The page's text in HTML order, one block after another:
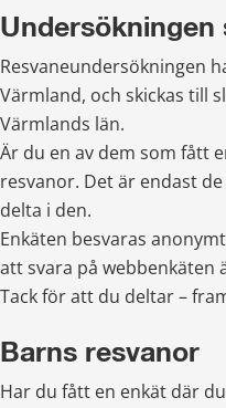
Undersökningen
Resvaneundersökningen
Värmland, och skickas till
Värmlands län.
Är du en av dem som fått
resvanor. Det är endast
delta i den.
Enkäten besvaras
att svara på webbenkäten
Tack för att du deltar –
Barns resvanor
Har du fått en enkät där